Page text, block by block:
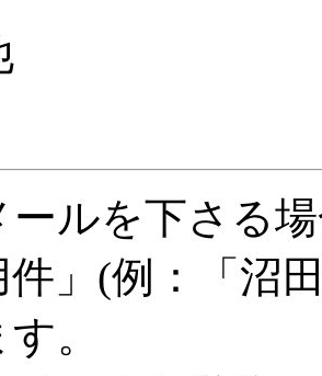
ールを下さる
件」(例：「沼
。